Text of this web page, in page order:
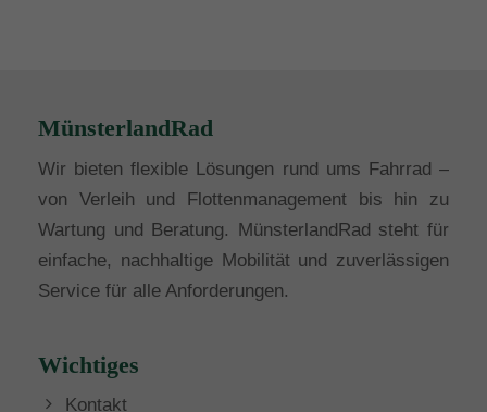
MünsterlandRad
Wir bieten flexible Lösungen rund ums Fahrrad –
von Verleih und Flottenmanagement bis hin zu
Wartung und Beratung. MünsterlandRad steht für
einfache, nachhaltige Mobilität und zuverlässigen
Service für alle Anforderungen.
Wichtiges
Kontakt